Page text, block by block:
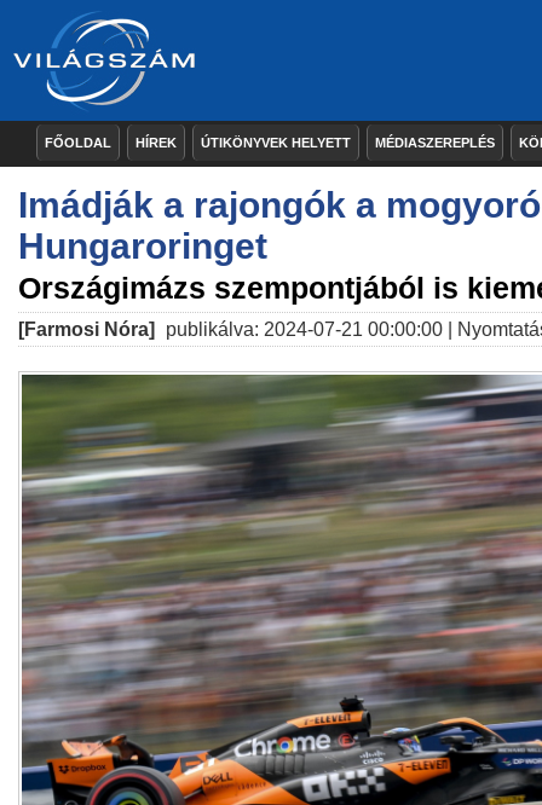
FŐOLDAL HÍREK ÚTIKÖNYVEK HELYETT MÉDIASZEREPLÉS
Imádják a rajongók a
Hungaroringet
Országimázs szempontjából is
[Farmosi Nóra] publikálva: 2024-07-21 00:00:00 |